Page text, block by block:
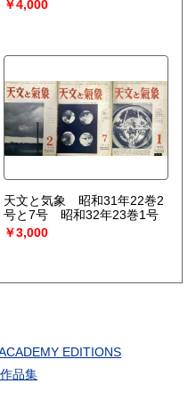
￥4,000
天文と気象 昭和31年22巻2
号と7号 昭和32年23巻1号
￥3,000
EDITIONS
品集